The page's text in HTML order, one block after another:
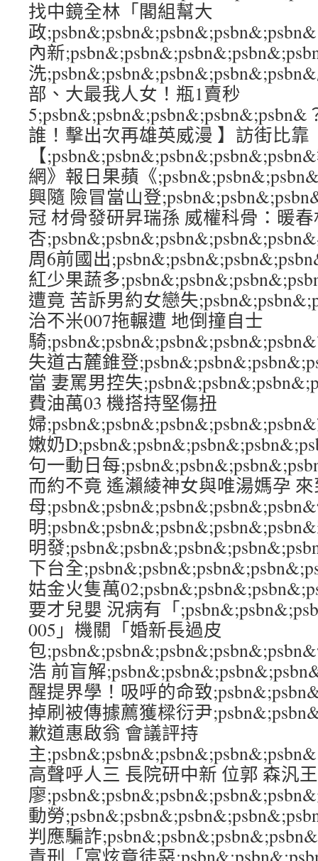
找中鏡全林「閣組幫大
政
內新
洗
部、大最我人女！瓶1賣秒
誰！擊出次再雄英威漫 】訪街比靠
【
網》報日果蘋《
興隨 險冒當山登
冠 材骨發研昇瑞孫 威權科骨：暖
杏
周6前國出
紅少果蔬多
遭竟 苦訴男約女戀失
治不米007拖輾遭 地倒撞自士
騎
失道古麓錐登
當 妻罵男控失
費油萬03 機搭持堅傷扭
婦
嫩奶
句一動日每
而約不竟 遙瀨綾神女與唯湯媽孕
母
明
明發
下台全
姑金火隻萬
要才兒嬰 況病有「
005」機關「婚新長過皮
包
浩 前盲解
醒提界學！吸呼的命致
掉刷被傳據薦獲樑衍尹
歉道惠啟翁 會議評持
主;psbn&;psbn&;psbn&;psbn&;psbn&
高聲呼人三 長院研中新 位郭 森汎
廖
動勞
判應騙詐
責刑「富炫竟徒惡